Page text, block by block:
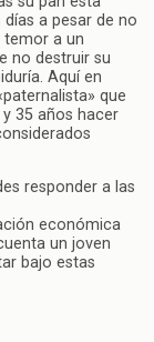
a pesar de no
temor a un
no destruir su
Aquí en
que
35 años hacer
responder a las
económica
un joven
bajo estas